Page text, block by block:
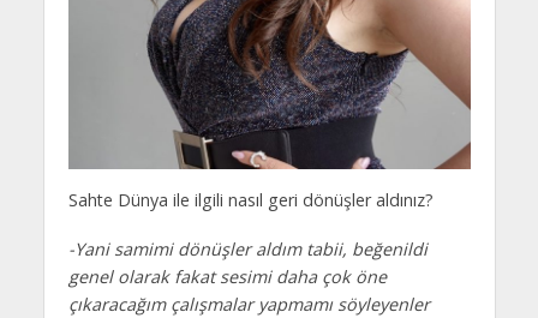
Sahte Dünya ile ilgili nasıl geri dönüşler aldınız?
-Yani samimi dönüşler aldım tabii, beğenildi
genel olarak fakat sesimi daha çok öne
çıkaracağım çalışmalar yapmamı söyleyenler